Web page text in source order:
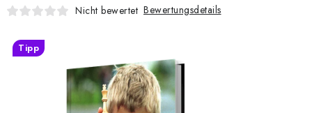
SCHACHBÜCHER
SCHACH-ANTIQUITÄTENLADEN
Nicht bewertet Bewertungsdetails
Tipp